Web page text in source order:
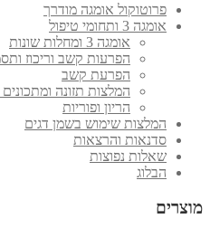
פרוטוקול אומגה מודרך
אומגה 3 ותחומי טיפול
אומגה 3 ומחלות שונות
הפרעות קשב וריכוז
הפרעת קשב
המלצות תזונה
הריון ופוריות
המלצות שימוש בשמן דגים
סדנאות והרצאות
שאלות נפוצות
הבלוג
מוצרים